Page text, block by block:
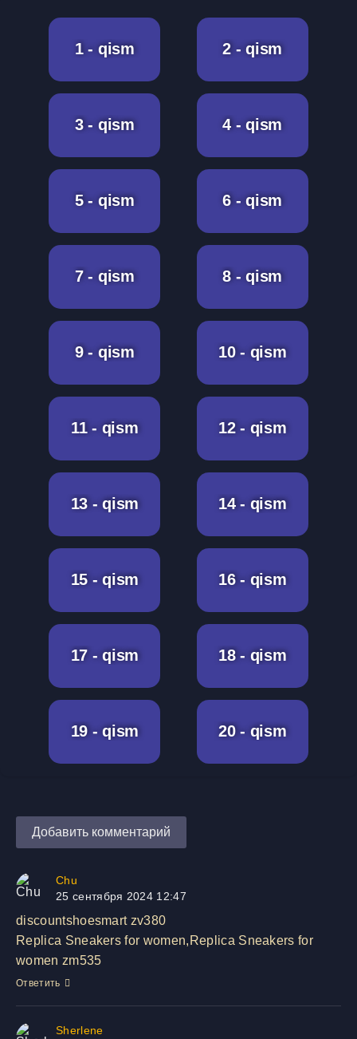
1 - qism 2 - qism
3 - qism 4 - qism
5 - qism 6 - qism
7 - qism 8 - qism
9 - qism 10 - qism
11 - qism 12 - qism
13 - qism 14 - qism
15 - qism 16 - qism
17 - qism 18 - qism
19 - qism 20 - qism
Добавить комментарий
Chu
25 сентября 2024 12:47
discountshoesmart zv380
Replica Sneakers for women,Replica Sneakers for
women zm535
Ответить
Sherlene